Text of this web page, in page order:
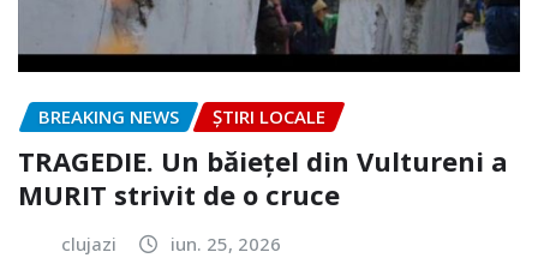
BREAKING NEWS ȘTIRI LOCALE
TRAGEDIE. Un băiețel din Vultureni a
MURIT strivit de o cruce
clujazi iun. 25, 2026